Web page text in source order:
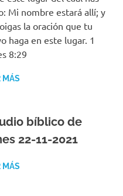
Mi nombre estará allí; y
la oración que tu
haga en este lugar. 1
8:29
MÁS
bíblico de
22-11-2021
MÁS